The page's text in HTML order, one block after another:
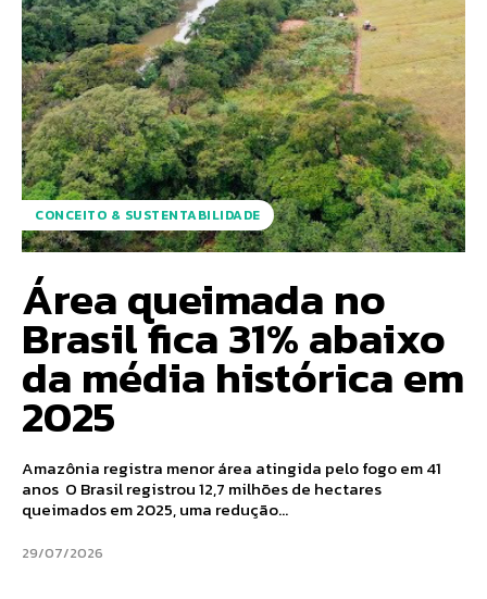
CONCEITO & SUSTENTABILIDADE
Área queimada no
Brasil fica 31% abaixo
da média histórica em
2025
Amazônia registra menor área atingida pelo fogo em 41
anos O Brasil registrou 12,7 milhões de hectares
queimados em 2025, uma redução...
29/07/2026